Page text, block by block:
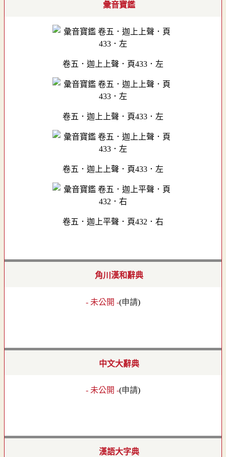
彙音寶鑑
卷五．迦上上聲．頁433．左
卷五．迦上上聲．頁433．左
卷五．迦上上聲．頁433．左
卷五．迦上平聲．頁432．右
角川漢和辭典
- 未公開 -(申請)
中文大辭典
- 未公開 -(申請)
漢語大字典